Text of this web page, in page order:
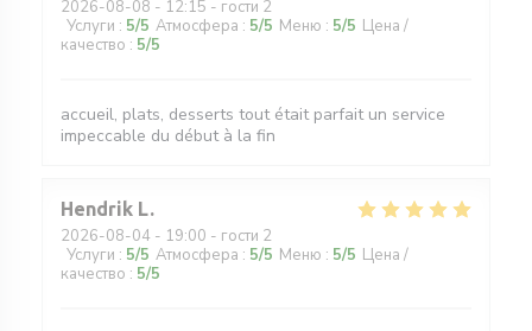
2026-08-08 - 12:15 - гости 2
Услуги : 5/5 Атмосфера : 5/5 Меню : 5/5 Цена /
качество : 5/5
accueil, plats, desserts tout était parfait un service
impeccable du début à la fin
Hendrik L
2026-08-04 - 19:00 - гости 2
Услуги : 5/5 Атмосфера : 5/5 Меню : 5/5 Цена /
качество : 5/5